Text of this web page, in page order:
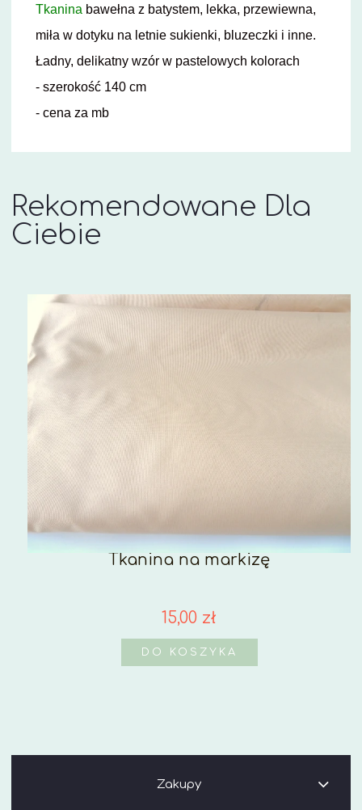
Tkanina bawełna z batystem, lekka, przewiewna,
miła w dotyku na letnie sukienki, bluzeczki i inne.
Ładny, delikatny wzór w pastelowych kolorach
- szerokość 140 cm
- cena za mb
Rekomendowane Dla
Ciebie
Tkanina na markizę
15,00 zł
DO KOSZYKA
Zakupy